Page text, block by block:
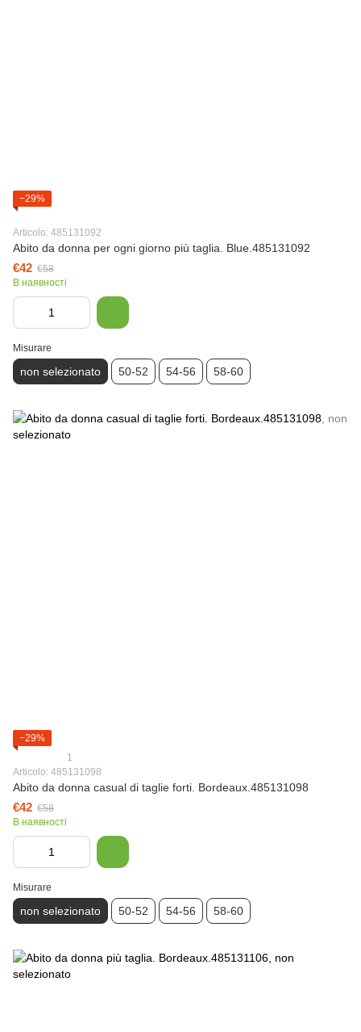
−29%
Articolo: 485131092
Abito da donna per ogni giorno più taglia. Blue.485131092
€42 €58
В наявності
Misurare
non selezionato 50-52 54-56 58-60
−29%
1
Articolo: 485131098
Abito da donna casual di taglie forti. Bordeaux.485131098
€42 €58
В наявності
Misurare
non selezionato 50-52 54-56 58-60